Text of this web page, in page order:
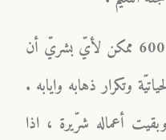
ففي خلال هذه التقمّصات ال6000 ممكن لأيّ بشريّ أن
وتكرار ذهابه وايابه .
6000 مرّة ، وبقيت أعماله شرّيرة ، اذا